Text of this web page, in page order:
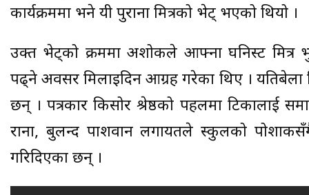
कार्यक्रममा भने यी पुराना मित्रको भेट् भएको थियो ।
उक्त भेट्को क्रममा अशोकले आफ्ना घनिस्ट
पढ्ने अवसर मिलाइदिन आग्रह गरेका थिए ।
छन् । पत्रकार किसोर श्रेष्ठको पहलमा टिकालाई
राना, बुलन्द पाशवान लगायतले स्कुलको
गरिदिएका छन् ।